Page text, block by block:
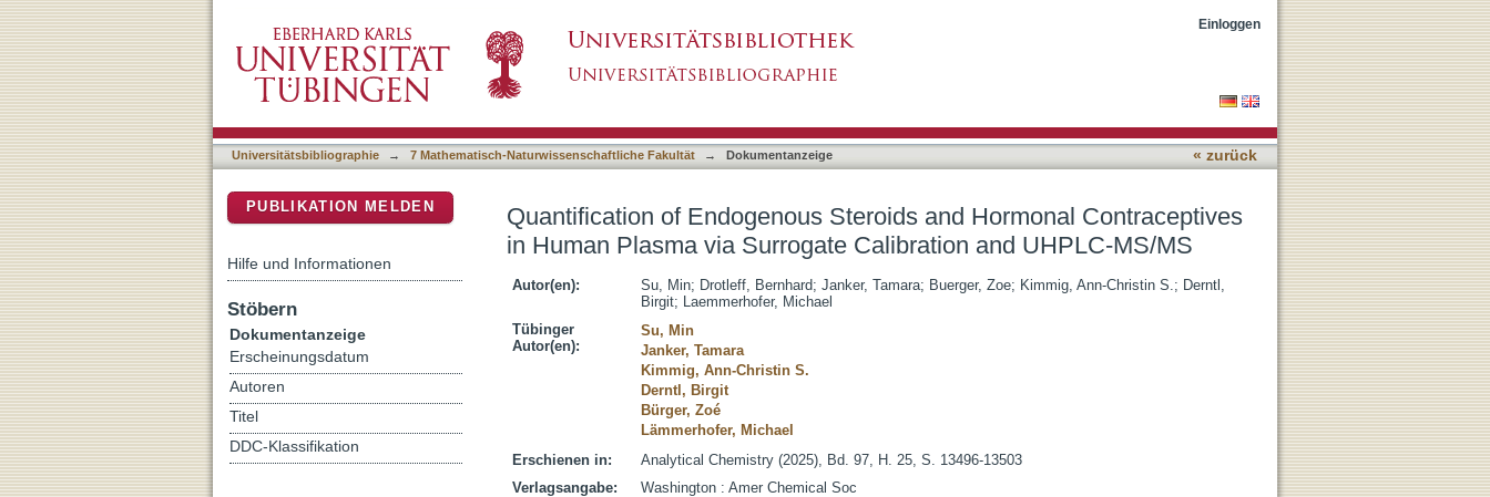
Surrogate Calibration and UHPLC-MS/MS
Einloggen
Universitätsbibliographie → 7 Mathematisch-Naturwissenschaftliche Fakultät → Dokumentanzeige « zurück
Quantification of Endogenous Steroids and Hormonal Contraceptives
in Human Plasma via Surrogate Calibration and UHPLC-MS/MS
Autor(en): Su, Min; Drotleff, Bernhard; Janker, Tamara; Buerger, Zoe; Kimmig, Ann-Christin S.; Derntl,
Birgit; Laemmerhofer, Michael
Tübinger
Autor(en):
Su, Min
Janker, Tamara
Kimmig, Ann-Christin S.
Derntl, Birgit
Bürger, Zoé
Lämmerhofer, Michael
Erschienen in:
Analytical Chemistry (2025), Bd. 97, H. 25, S. 13496-13503
Verlagsangabe:
Washington : Amer Chemical Soc
PUBLIKATION MELDEN
Hilfe und Informationen
Stöbern
Dokumentanzeige
Erscheinungsdatum
Autoren
Titel
DDC-Klassifikation